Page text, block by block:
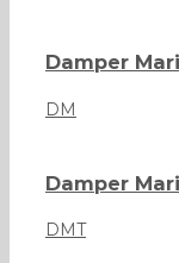
Damper
DM
Damper
DMT